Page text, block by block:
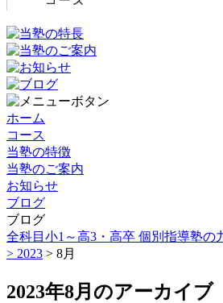
ホーム
コース
当塾の特徴
当塾のご案内
お知らせ
ブログ
ブログ
全科目小1～高3・高卒 個別指導塾の
> 2023 > 8月
2023年8月のアーカイブ